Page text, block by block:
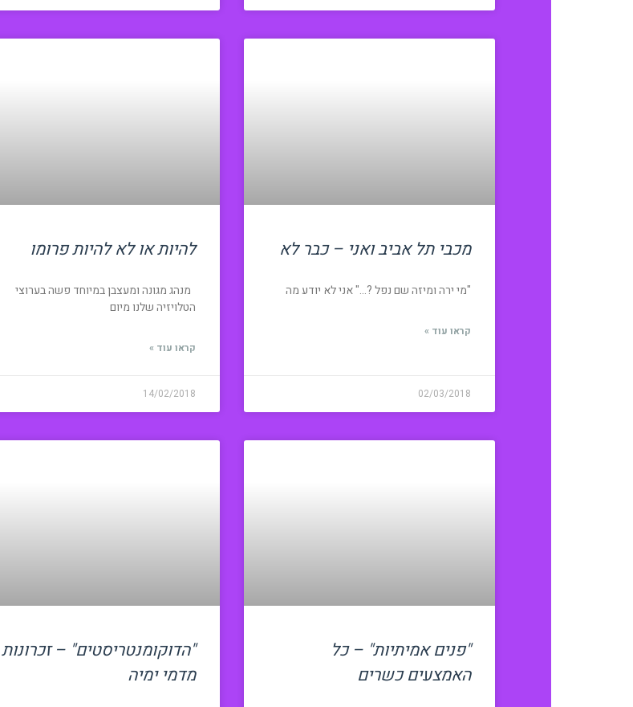
מכבי תל אביב ואני – כבר לא
"מי ירה ומיזה שם נפל ?…" אני לא יודע מה
קראו עוד »
02/03/2018
להיות או לא להיות פרומו
מנהג מגונה ומעצבן במיוחד פשה בערוצי
הטלויזיה שלנו מיום
קראו עוד »
14/02/2018
"פנים אמיתיות" – כל
האמצעים כשרים
"הדוקומנטריסטים" – זכרונות
מדמי ימיה